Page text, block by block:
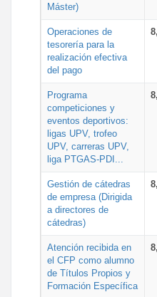
Máster)
Operaciones de
tesorería para la
realización efectiva
del pago
Programa
competiciones y
eventos deportivos:
ligas UPV, trofeo
UPV, carreras UPV,
liga PTGAS-PDI...
Gestión de cátedras
de empresa (Dirigida
a directores de
cátedras)
Atención recibida en
el CFP como alumno
de Títulos Propios y
Formación Específica